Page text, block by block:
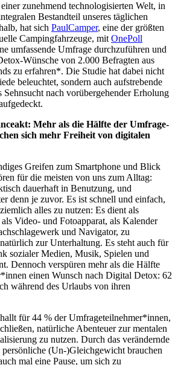
zunehmend technologisierten Welt, in
Bestandteil unseres täglichen
hat sich PaulCamper, eine der größten
Campingfahrzeuge, mitOnePoll
umfassende Umfrage durchzuführen und
Wünsche von 2.000 Befragten aus
zu erfahren*. Die Studie hat dabei nicht
beleuchtet, sondern auch aufstrebende
Sehnsucht nach vorübergehender Erholung
Mehr als die Hälfte der Umfrage-
sich mehr Freiheit von digitalen
Greifen zum Smartphone und Blick
für die meisten von uns zum Alltag:
dauerhaft in Benutzung, und
denn je zuvor. Es ist schnell und einfach,
alles zu nutzen: Es dient als
Video- und Fotoapparat, als Kalender
und Navigator, zu
zur Unterhaltung. Es steht auch für
sozialer Medien, Musik, Spielen und
Dennoch verspüren mehr als die Hälfte
einen Wunsch nach Digital Detox: 62
während des Urlaubs von ihren
für 44 % der Umfrageteilnehmer*innen,
natürliche Abenteuer zur mentalen
zu nutzen. Durch das verändernde
(Un-)Gleichgewicht brauchen
mal eine Pause, um sich zu